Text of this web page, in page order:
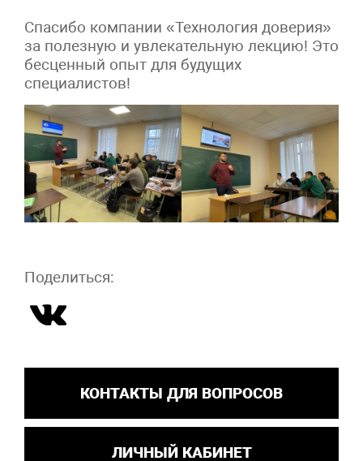
Спасибо компании «Технология доверия»
за полезную и увлекательную лекцию! Это
бесценный опыт для будущих
специалистов!
Поделиться:
КОНТАКТЫ ДЛЯ ВОПРОСОВ
ЛИЧНЫЙ КАБИНЕТ